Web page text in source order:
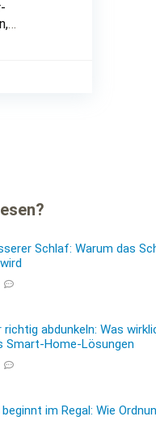
10%
100%
Schlaf: Warum das
abdunkeln: Was
Smart-Home-Lösungen
im Regal: Wie